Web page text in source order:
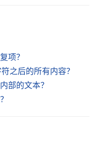
项？
之后的所有内容？
部的文本？